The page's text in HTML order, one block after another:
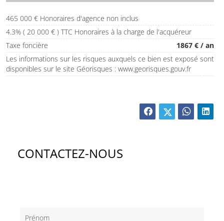
465 000 € Honoraires d'agence non inclus
4.3% ( 20 000 € ) TTC Honoraires à la charge de l'acquéreur
Taxe foncière
1867 € / an
Les informations sur les risques auxquels ce bien est exposé sont
disponibles sur le site Géorisques : www.georisques.gouv.fr
CONTACTEZ-NOUS